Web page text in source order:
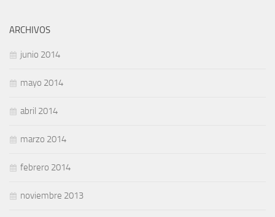
ARCHIVOS
junio 2014
mayo 2014
abril 2014
marzo 2014
febrero 2014
noviembre 2013